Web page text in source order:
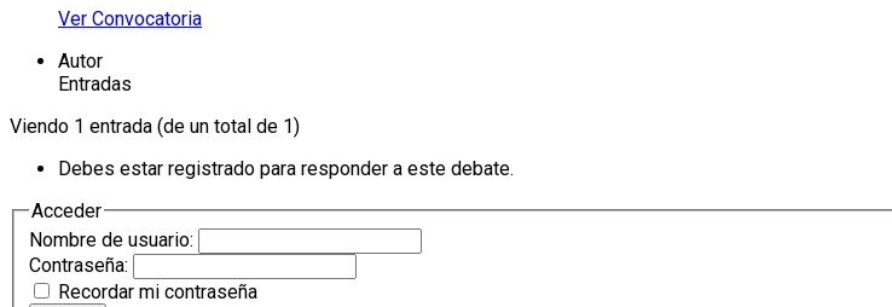
Ver Convocatoria
Autor
Entradas
Viendo 1 entrada (de un total de 1)
Debes estar registrado para responder a este debate.
Acceder
Nombre de usuario:
Contraseña:
Recordar mi contraseña